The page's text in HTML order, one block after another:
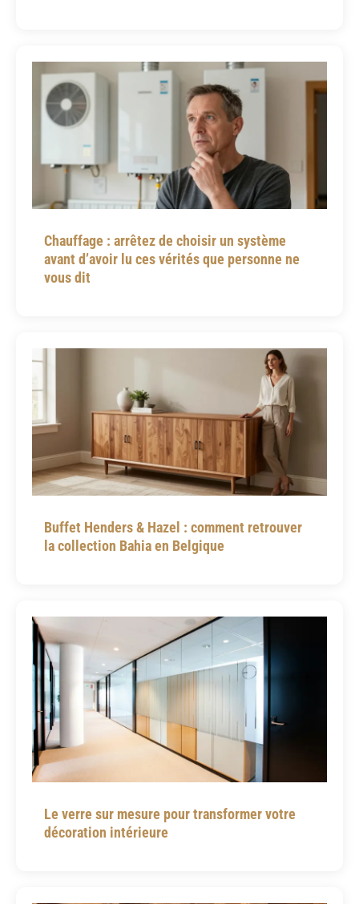
Chauffage : arrêtez de choisir un système
avant d’avoir lu ces vérités que personne ne
vous dit
Buffet Henders & Hazel : comment retrouver
la collection Bahia en Belgique
Le verre sur mesure pour transformer votre
décoration intérieure